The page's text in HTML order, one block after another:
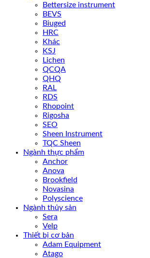
Bettersize instrument
BEVS
Biuged
HRC
Khác
KSJ
Lichen
QCQA
QHQ
RAL
RDS
Rhopoint
Rigosha
SEO
Sheen Instrument
TQC Sheen
Ngành thực phẩm
Anchor
Anova
Brookfield
Novasina
Polyscience
Ngành thủy sản
Sera
Velp
Thiết bị cơ bản
Adam Equipment
Atago